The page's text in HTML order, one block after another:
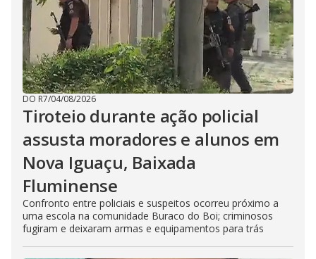
DO R7/04/08/2026
Tiroteio durante ação policial
assusta moradores e alunos em
Nova Iguaçu, Baixada
Fluminense
Confronto entre policiais e suspeitos ocorreu próximo a
uma escola na comunidade Buraco do Boi; criminosos
fugiram e deixaram armas e equipamentos para trás